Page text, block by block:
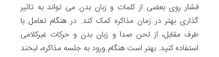
فشار روی بعضی از کلمات و زبان بدن می تواند به تاثیر
گذاری بهتر در زمان مذاکره کمک کند. در هنگام تعامل با
طرف مقابل، از لحن صدا و زبان بدن و حرکات غیرکلامی
استفاده کنید. بهتر است هنگام ورود به جلسه مذاکره، لبخند